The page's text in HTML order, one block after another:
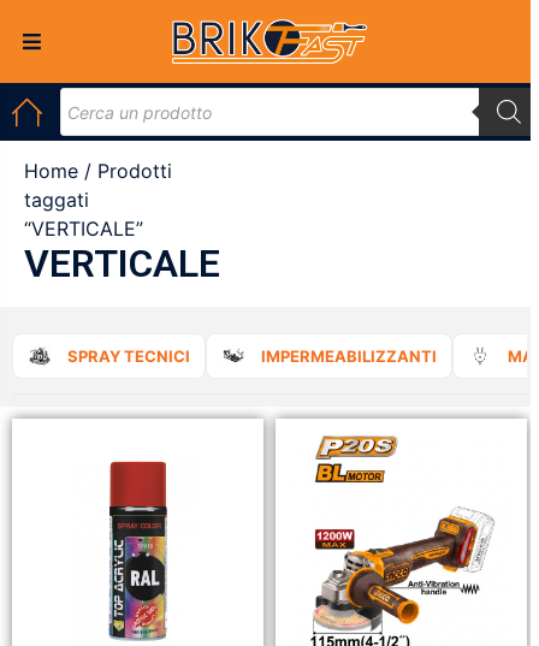
Home / Prodotti
taggati
“VERTICALE”
VERTICALE
SPRAY TECNICI IMPERMEABILIZZANTI